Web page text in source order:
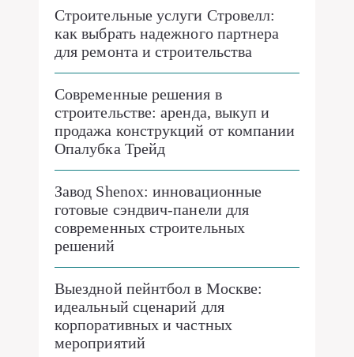
Строительные услуги Стровелл:
как выбрать надежного партнера
для ремонта и строительства
Современные решения в
строительстве: аренда, выкуп и
продажа конструкций от компании
Опалубка Трейд
Завод Shenox: инновационные
готовые сэндвич-панели для
современных строительных
решений
Выездной пейнтбол в Москве:
идеальный сценарий для
корпоративных и частных
мероприятий